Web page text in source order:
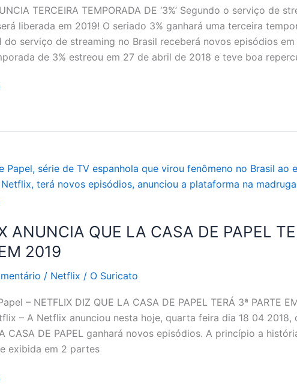
TERCEIRA TEMPORADA DE ‘3%’ Segundo o serviço de
liberada em 2019! O seriado 3% ganhará uma terceira
do serviço de streaming no Brasil receberá novos episódios em
de 3% estreou em 27 de abril de 2018 e teve boa
ANUNCIA QUE LA CASA DE PAPEL
2019
/ Netflix / O Suricato
– NETFLIX DIZ QUE LA CASA DE PAPEL TERÁ 3ª PARTE
– A Netflix anunciou nesta hoje, quarta feira dia 18 04 2018,
CASA DE PAPEL ganhará novos episódios. A princípio a
exibida em 2 partes